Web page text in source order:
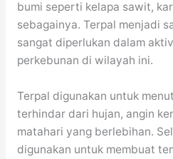
bumi seperti kelapa sawit,
sebagainya. Terpal menjadi
sangat diperlukan dalam
perkebunan di wilayah ini.
Terpal digunakan untuk
terhindar dari hujan, angin
matahari yang berlebihan.
digunakan untuk membuat